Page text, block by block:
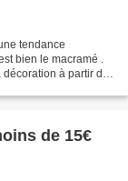
tendance
bien le macramé .
à partir de
de 15€